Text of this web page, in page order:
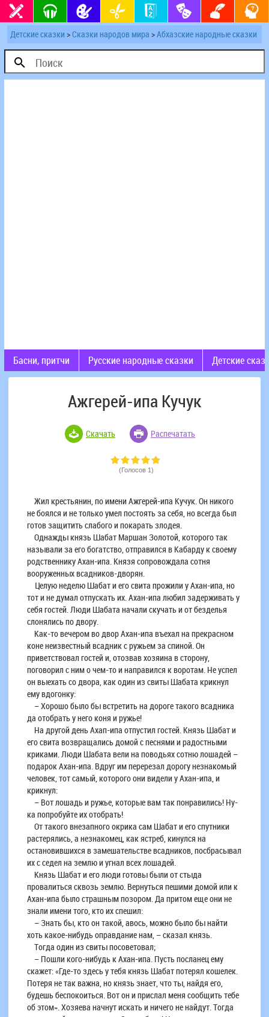
Детские сказки >Сказки народов мира >Абхазские народные сказки
Басни, притчи Русские народные сказки Детские
Ажгерей-ипа Кучук
Скачать Распечатать
(Голосов 1)
Жил крестьянин, по имени Ажгерей-ипа Кучук. Он никого
не боялся и не только умел постоять за себя, но всегда был
готов защитить слабого и покарать злодея.
Однажды князь Шабат Маршан Золотой, которого так
называли за его богатство, отправился в Кабарду к своему
родственнику Ахан-ипа. Князя сопровождала сотня
вооруженных всадников-дворян.
Целую неделю Шабат и его свита прожили у Ахан-ипа, но
тот и не думал отпускать их. Ахан-ипа любил задерживать у
себя гостей. Люди Шабата начали скучать и от безделья
слонялись по двору.
Как-то вечером во двор Ахан-ипа въехал на прекрасном
коне неизвестный всадник с ружьем за спиной. Он
приветствовал гостей и, отозвав хозяина в сторону,
поговорил с ним о чем-то и направился к воротам. Не успел
он выехать со двора, как один из свиты Шабата крикнул
ему вдогонку:
– Хорошо было бы встретить на дороге такого всадника
да отобрать у него коня и ружье!
На другой день Ахап-ипа отпустил гостей. Князь Шабат и
его свита возвращались домой с песнями и радостными
криками. Люди Шабата вели на поводьях сотню лошадей –
подарок Ахан-ипа. Вдруг им перерезал дорогу незнакомый
человек, тот самый, которого они видели у Ахан-ипа, и
крикнул:
– Вот лошадь и ружье, которые вам так понравились! Ну-
ка попробуйте их отобрать!
От такого внезапного окрика сам Шабат и его спутники
растерялись, а незнакомец, как ястреб, кинулся на
остановившихся в замешательстве всадников, посбрасывал
их с седел на землю и угнал всех лошадей.
Князь Шабат и его люди готовы были от стыда
провалиться сквозь землю. Вернуться пешими домой или к
Ахан-ипа было страшным позором. Да притом еще они не
знали имени того, кто их спешил:
– Знать бы, кто он такой, авось, можно было бы найти
хоть какое-нибудь оправдание нам, – сказал князь.
Тогда один из свиты посоветовал;
– Пошли кого-нибудь к Ахан-ипа. Пусть посланец ему
скажет: «Где-то здесь у тебя князь Шабат потерял кошелек.
Потеря не так важна, но князь знает, что ты, найдя его,
будешь беспокоиться. Вот он и прислал меня сообщить тебе
об этом». Хозяева начнут искать и ничего не найдут. Тогда